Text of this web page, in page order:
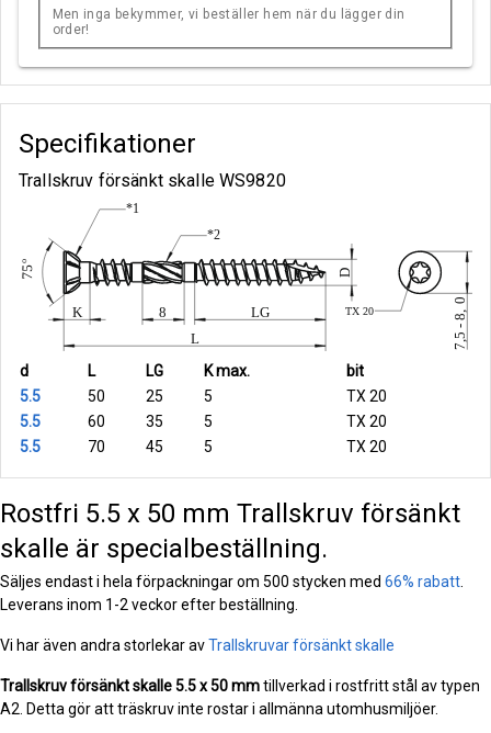
Men inga bekymmer, vi beställer hem när du lägger din
order!
Specifikationer
Trallskruv försänkt skalle WS9820
d L LG K max.
bit
5.5
50 25 5
TX 20
5.5
60 35 5
TX 20
5.5
70 45 5 TX 20
Rostfri 5.5 x 50 mm Trallskruv försänkt
skalle är specialbeställning.
Säljes endast i hela förpackningar om 500 stycken med 66% rabatt
Leverans inom 1-2 veckor efter beställning.
Vi har även andra storlekar avTrallskruvar försänkt skalle
Trallskruv försänkt skalle5.5 x 50 mmtillverkad i rostfritt stål av typen
A2. Detta gör att träskruv inte rostar i allmänna utomhusmiljöer.